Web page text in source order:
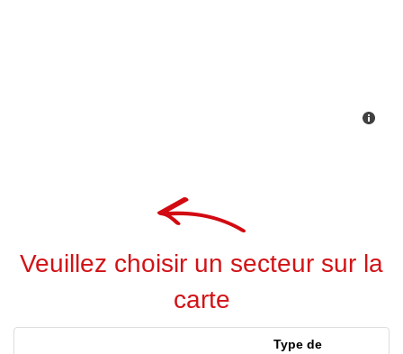
Veuillez choisir un secteur sur la
carte
Type de